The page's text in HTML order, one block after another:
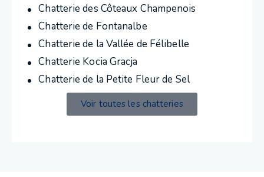
Chatterie des Côteaux Champenois
Chatterie de Fontanalbe
Chatterie de la Vallée de Félibelle
Chatterie Kocia Gracja
Chatterie de la Petite Fleur de Sel
Voir toutes les chatteries